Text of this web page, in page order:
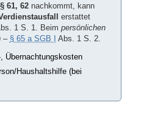
61, 62nachkommt, kann
erstattet
1 S. 1. Beim persönlichen
– § 65 a SGB I Abs. 1 S. 2.
Übernachtungskosten
Haushaltshilfe (bei